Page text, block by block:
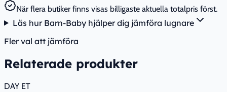
När flera butiker finns visas billigaste aktuella totalpris först.
Läs hur Barn-Baby hjälper dig jämföra lugnare
Fler val att jämföra
Relaterade produkter
DAY ET